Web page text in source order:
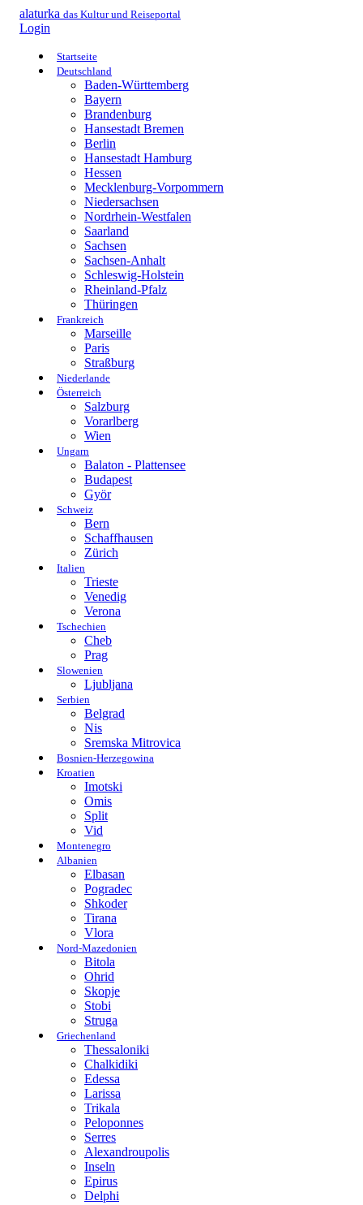
alaturka das Kultur und Reiseportal
Login
Startseite
Deutschland
Baden-Württemberg
Bayern
Brandenburg
Hansestadt Bremen
Berlin
Hansestadt Hamburg
Hessen
Mecklenburg-Vorpommern
Niedersachsen
Nordrhein-Westfalen
Saarland
Sachsen
Sachsen-Anhalt
Schleswig-Holstein
Rheinland-Pfalz
Thüringen
Frankreich
Marseille
Paris
Straßburg
Niederlande
Österreich
Salzburg
Vorarlberg
Wien
Ungarn
Balaton - Plattensee
Budapest
Györ
Schweiz
Bern
Schaffhausen
Zürich
Italien
Trieste
Venedig
Verona
Tschechien
Cheb
Prag
Slowenien
Ljubljana
Serbien
Belgrad
Nis
Sremska Mitrovica
Bosnien-Herzegowina
Kroatien
Imotski
Omis
Split
Vid
Montenegro
Albanien
Elbasan
Pogradec
Shkoder
Tirana
Vlora
Nord-Mazedonien
Bitola
Ohrid
Skopje
Stobi
Struga
Griechenland
Thessaloniki
Chalkidiki
Edessa
Larissa
Trikala
Peloponnes
Serres
Alexandroupolis
Inseln
Epirus
Delphi